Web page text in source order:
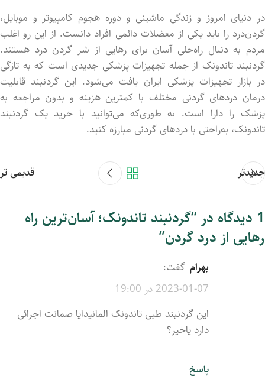
در دنیای امروز و زندگی ماشینی و دوره هجوم کامپیوتر و موبایل،
گردن‌درد را باید یکی از معضلات دائمی افراد دانست. از این رو اغلب
مردم به دنبال راه‌حلی آسان برای رهایی از شر گردن درد هستند.
گردنبند تاندونک از جمله تجهیزات پزشکی جدیدی است که به تازگی
در بازار تجهیزات پزشکی ایران یافت می‌شود. این گردنبند قابلیت
درمان دردهای گردنی مختلف با کمترین هزینه و بدون مراجعه به
پزشک را دارا است. به طوری‌که می‌توانید با خرید یک گردنبند
تاندونک، به‌راحتی با دردهای گردنی مبارزه کنید.
جدیدتر قدیمی تر
1 دیدگاه در “
گردنبند تاندونک؛ آسان‌ترین راه
رهایی از درد گردن”
بهرام گفت:
2023-01-07 در 19:00
این گردنبند طبی تاندونک المانیدایا صمانت اجرائی
دارد یاخیر؟
پاسخ